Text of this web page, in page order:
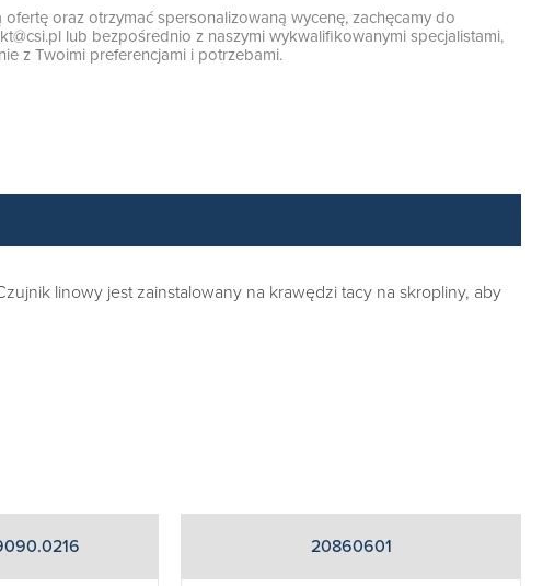
oraz otrzymać spersonalizowaną wycenę, zachęcamy do
lub bezpośrednio z naszymi wykwalifikowanymi specjalistami,
z Twoimi preferencjami i potrzebami.
linowy jest zainstalowany na krawędzi tacy na skropliny, aby
20860601